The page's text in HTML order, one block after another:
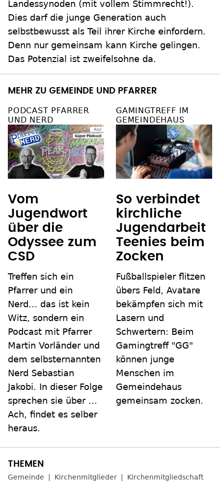
Landessynoden (mit vollem Stimmrecht!).
Dies darf die junge Generation auch
selbstbewusst als Teil ihrer Kirche einfordern.
Denn nur gemeinsam kann Kirche gelingen.
Das Potenzial ist zweifelsohne da.
MEHR ZU GEMEINDE UND PFARRER
PODCAST PFARRER
UND NERD
Vom
Jugendwort
über die
Odyssee zum
CSD
Treffen sich ein
Pfarrer und ein
Nerd... das ist kein
Witz, sondern ein
Podcast mit Pfarrer
Martin Vorländer und
dem selbsternannten
Nerd Sebastian
Jakobi. In dieser Folge
sprechen sie über ...
Ach, findet es selber
heraus.
GAMINGTREFF IM
GEMEINDEHAUS
So verbindet
kirchliche
Jugendarbeit
Teenies beim
Zocken
Fußballspieler flitzen
übers Feld, Avatare
bekämpfen sich mit
Lasern und
Schwertern: Beim
Gamingtreff "GG"
können junge
Menschen im
Gemeindehaus
gemeinsam zocken.
Gemeinde Kirchenmitglieder Kirchenmitgliedschaft